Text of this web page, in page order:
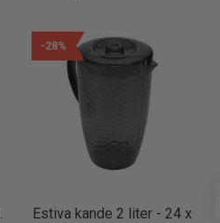
-28%
Estiva kande 2 liter - 24 x